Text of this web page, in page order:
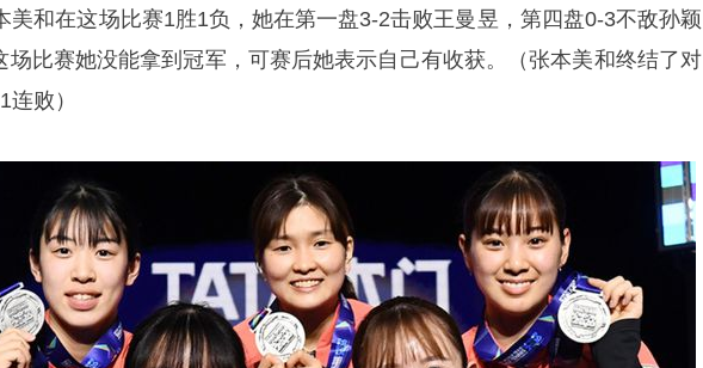
美和在这场比赛1胜1负，她在第一盘3-2击败王曼昱 ，第四盘0-3不敌孙颖
场比赛她没能拿到冠军，可赛后她表示自己有收获。（张本美和终结了对
败）